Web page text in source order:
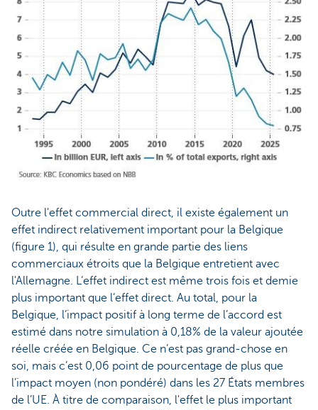
Outre l'effet commercial direct, il existe également un
effet indirect relativement important pour la Belgique
(figure 1), qui résulte en grande partie des liens
commerciaux étroits que la Belgique entretient avec
l'Allemagne. L’effet indirect est même trois fois et demie
plus important que l’effet direct. Au total, pour la
Belgique, l’impact positif à long terme de l’accord est
estimé dans notre simulation à 0,18% de la valeur ajoutée
réelle créée en Belgique. Ce n’est pas grand-chose en
soi, mais c’est 0,06 point de pourcentage de plus que
l’impact moyen (non pondéré) dans les 27 États membres
de l’UE. À titre de comparaison, l'effet le plus important